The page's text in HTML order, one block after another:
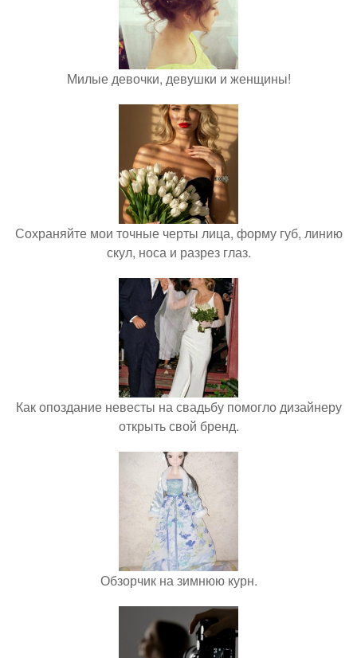
Милые девочки, девушки и женщины!
Сохраняйте мои точные черты лица, форму губ, линию
скул, носа и разрез глаз.
Как опоздание невесты на свадьбу помогло дизайнеру
открыть свой бренд.
Обзорчик на зимнюю курн.